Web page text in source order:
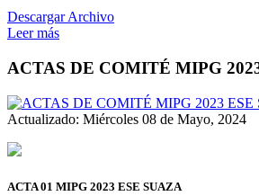
Descargar Archivo
Leer más
ACTAS DE COMITÉ MIPG
Actualizado: Miércoles 08 de Mayo, 2024
ACTA 01 MIPG 2023 ESE SUAZA